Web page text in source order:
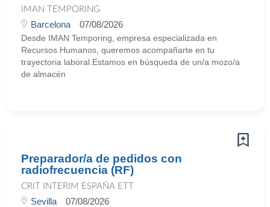
IMAN TEMPORING
Barcelona 07/08/2026
Desde IMAN Temporing, empresa especializada en
Recursos Humanos, queremos acompañarte en tu
trayectoria laboral.Estamos en búsqueda de un/a mozo/a
de almacén
Preparador/a de pedidos con
radiofrecuencia (RF)
CRIT INTERIM ESPAÑA ETT
Sevilla 07/08/2026